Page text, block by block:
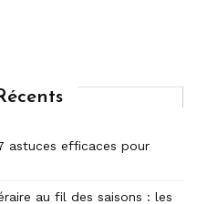
astuces efficaces pour
au fil des saisons : les